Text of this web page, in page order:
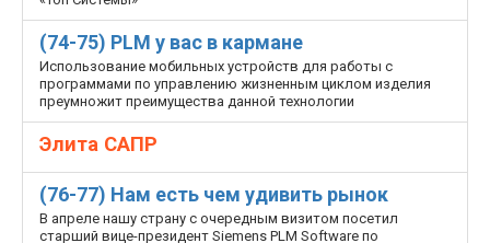
(74-75) PLM у вас в кармане
Использование мобильных устройств для работы с
программами по управлению жизненным циклом изделия
преумножит преимущества данной технологии
Элита САПР
(76-77) Нам есть чем удивить рынок
В апреле нашу страну с очередным визитом посетил
старший вице-президент Siemens PLM Software по